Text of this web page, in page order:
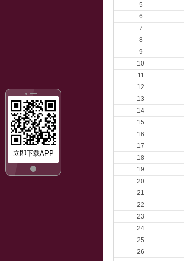
立即下载APP
5
6
7
8
9
10
11
12
13
14
15
16
17
18
19
20
21
22
23
24
25
26